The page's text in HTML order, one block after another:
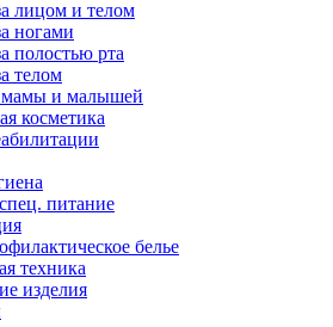
лицом и телом
ногами
полостью рта
телом
мамы и малышей
косметика
питание
белье
техника
изделия